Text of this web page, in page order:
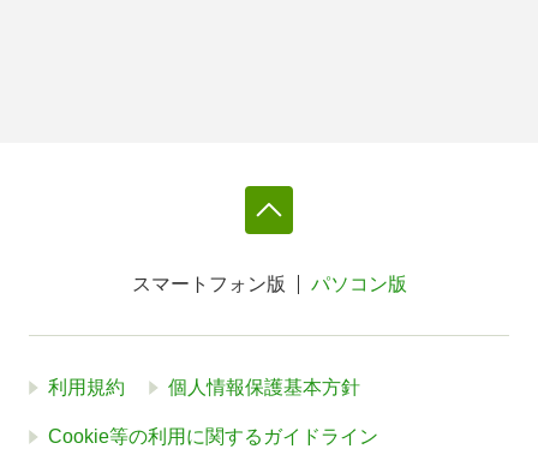
スマートフォン版 パソコン版
利用規約 個人情報保護基本方針
Cookie等の利用に関するガイドライン